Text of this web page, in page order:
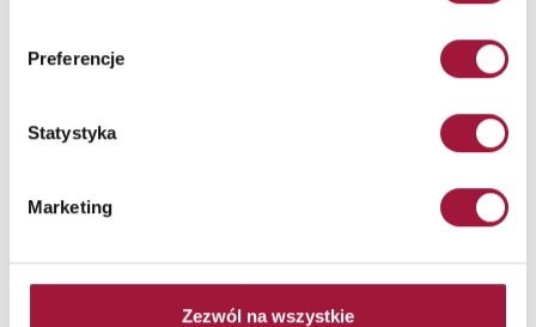
Preferencje
Statystyka
Marketing
Zezwól na wszystkie
Jak bramy i kurtyny pożarowe
Bezpieczeństwo pożarowe jest jednym z najważniejszych aspektów
przy projektowaniu i użytkowaniu budynków – zarówno publicznych,
Czytaj więcej